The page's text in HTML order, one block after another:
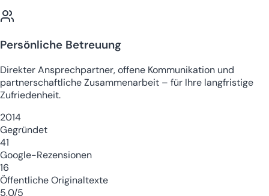
Persönliche Betreuung
Direkter Ansprechpartner, offene Kommunikation und
partnerschaftliche Zusammenarbeit – für Ihre langfristige
Zufriedenheit.
2014
Gegründet
41
Google-Rezensionen
16
Öffentliche Originaltexte
5,0/5